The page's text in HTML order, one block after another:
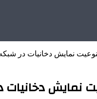
نمایش دخانیات در
نمایش